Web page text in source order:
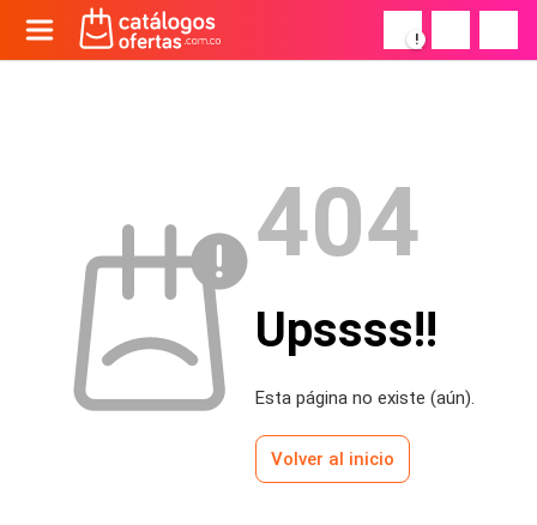
!
404
Upssss!!
Esta página no existe (aún).
Volver al inicio